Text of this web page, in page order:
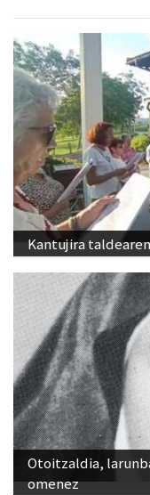
Kantujira
Otoitzaldia,
omenez